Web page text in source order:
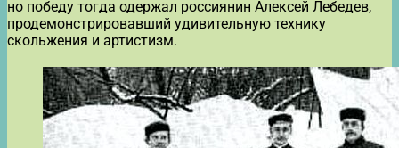
но победу тогда одержал россиянин Алексей Лебедев,
продемонстрировавший удивительную технику
скольжения и артистизм.